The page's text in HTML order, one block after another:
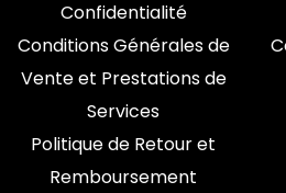
Confidentialité
Conditions Générales de
Vente et Prestations de
Services
Politique de Retour et
Remboursement